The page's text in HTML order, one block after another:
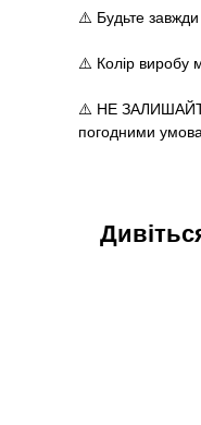
⚠️ Будьте завжди
⚠️ Колір виробу
⚠️ НЕ
погодними